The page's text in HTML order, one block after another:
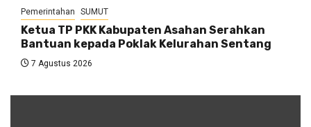
Pemerintahan SUMUT
Ketua TP PKK Kabupaten Asahan Serahkan
Bantuan kepada Poklak Kelurahan Sentang
7 Agustus 2026